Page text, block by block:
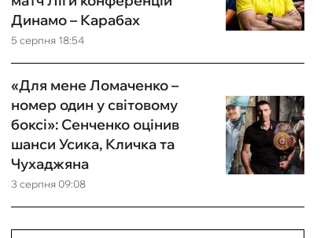
5 серпня 18:54
Динамо – Карабах
3 серпня 09:08
«Для мене Ломаченко –
номер один у світовому
боксі»: Сенченко оцінив
шанси Усика, Кличка та
Чухаджяна